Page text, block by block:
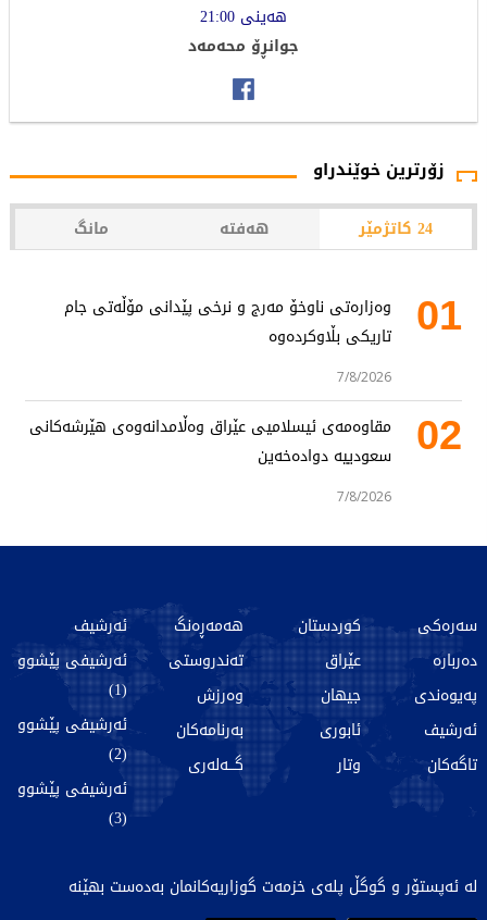
هەینى 21:00
جوانڕۆ محەمەد
زۆرترین خوێندراو
24 کاتژمێر هەفتە مانگ
01
وەزارەتی ناوخۆ مەرج و نرخی پێدانی مۆڵەتی جام
تاریکی بڵاوکردەوە
7/8/2026
02
مقاوەمەی ئیسلامیی عێراق وەڵامدانەوەی هێرشەکانی
سعودییە دوادەخەین
7/8/2026
سەرەکی
دەربارە
پەیوەندی
ئەرشیف
تاگەکان
کوردستان
عێراق
جیهان
ئابوری
وتار
هەمەڕەنگ
تەندروستی
وەرزش
بەرنامەکان
گـــەلەری
ئەرشیف
ئەرشیفی پێشوو
(1)
ئەرشیفی پێشوو
(2)
ئەرشیفی پێشوو
(3)
لە ئەپستۆر و گوگڵ پلەی خزمەت گوزاریەکانمان بەدەست بهێنە